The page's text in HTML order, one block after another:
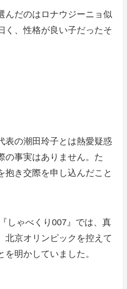
んだのはロナウジーニョ似
く、性格が良い子だったそ
表の潮田玲子とは熱愛疑惑
の事実はありません。た
抱き交際を申し込んだこと
しゃべくり007』では、真
北京オリンピックを控えて
明かしていました。